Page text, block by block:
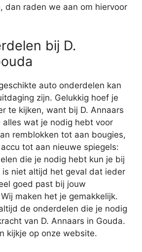
dan raden we aan om hiervoor
bij D.
auto onderdelen kan
zijn. Gelukkig hoef je
te kijken, want bij D. Annaars
alles wat je nodig hebt voor
remblokken tot aan bougies,
tot aan nieuwe spiegels:
die je nodig hebt kun je bij
niet altijd het geval dat ieder
goed past bij jouw
maken het je gemakkelijk.
de onderdelen die je nodig
van D. Annaars in Gouda.
kijkje op onze website.